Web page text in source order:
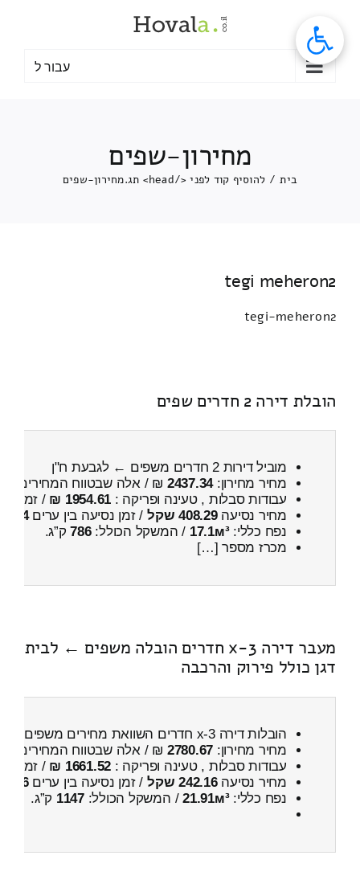
עבור ל
מחירון-שפים
בית / להוסיף קוד לפני </head> תג. מחירון-שפים
tegi meheron2
tegi-meheron2
הובלת דירה 2 חדרים שפים
מוביל דירות 2 חדרים משפים ← לגבעת ח"ן
מחיר מחירון:2437.34 ₪ / אלה שבטווח המחירים
עבודות סבלות , טעינה ופריקה : 1954.61 ₪ / זמן :
מחיר נסיעה408.29 שקל / זמן נסיעה בין ערים44 דקות
נפח כללי:17.1м³ / המשקל הכולל:786ק”ג.
מכרז מספר […]
מעבר דירה 3-x חדרים הובלה משפים ← לבית
דגן כולל פירוק והרכבה
הובלות דירה 3-x חדרים השוואת מחירים משפים ← לבית דגן
מחיר מחירון: 2780.67 ₪ / אלה שבטווח המחירים
עבודות סבלות , טעינה ופריקה : 1661.52 ₪ / זמן :
מחיר נסיעה242.16 שקל / זמן נסיעה בין ערים26 דקות
נפח כללי:21.91м³/ המשקל הכולל:1147 ק”ג.